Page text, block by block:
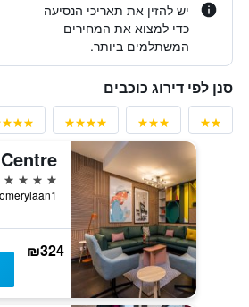
יש להזין את תאריכי הנסיעה
כדי למצוא את המחירים
המשתלמים ביותר.
סנן לפי דירוג כוכבים
4 כוכבים
₪324